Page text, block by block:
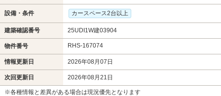
設備・条件 カースペース2台以上
建築確認番号 25UDI1W建03904
物件番号 RHS-167074
情報更新日 2026年08月07日
次回更新日 2026年08月21日
※各種情報と差異がある場合は現況優先となります